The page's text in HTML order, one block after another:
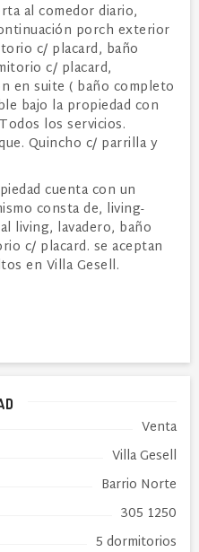
al comedor diario,
porch exterior
c/ placard, baño
c/ placard,
en suite ( baño completo
bajo la propiedad con
los servicios.
Quincho c/ parrilla y
cuenta con un
consta de, living-
living, lavadero, baño
c/ placard. se aceptan
en Villa Gesell.
Venta
Villa Gesell
Barrio Norte
305 1250
5 dormitorios